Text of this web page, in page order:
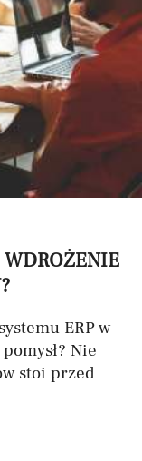
WDROŻENIE
ERP w
Nie
stoi przed